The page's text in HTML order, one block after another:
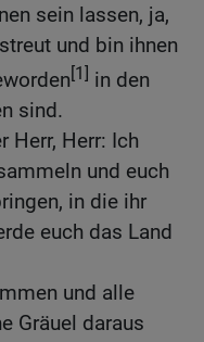
sein lassen, ja,
und bin ihnen
[1] in den
sind.
Herr, Herr: Ich
und euch
in die ihr
euch das Land
und alle
Gräuel daraus